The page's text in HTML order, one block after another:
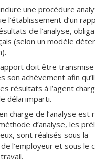
une procédure
l’établissement d’un
de l’analyse,
(selon un modèle
doit être transmise
son achèvement afin qu’il
résultats à l’agent
délai imparti.
charge de l’analyse est
d’analyse, les
sont réalisés sous la
l’employeur et sous le